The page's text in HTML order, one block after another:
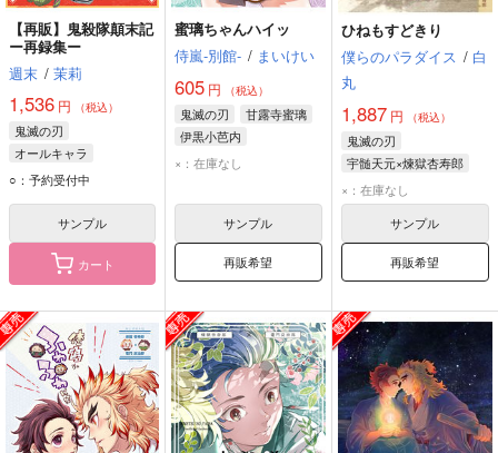
【再販】鬼殺隊顛末記
ー再録集ー
週末 / 茉莉
1,536 円 （税込）
鬼滅の刃
オールキャラ
煉獄杏寿郎
○：予約受付中
サンプル
カート
蜜璃ちゃんハイッ
侍嵐-別館- / まいけい
605 円 （税込）
鬼滅の刃
甘露寺蜜璃
伊黒小芭内
竈門炭治郎
×：在庫なし
サンプル
再販希望
ひねもすどきり
僕らのパラダイス / 白
丸
1,887円 （税込）
鬼滅の刃
宇髄天元×煉獄杏寿郎
煉獄杏寿郎
×：在庫なし
サンプル
再販希望